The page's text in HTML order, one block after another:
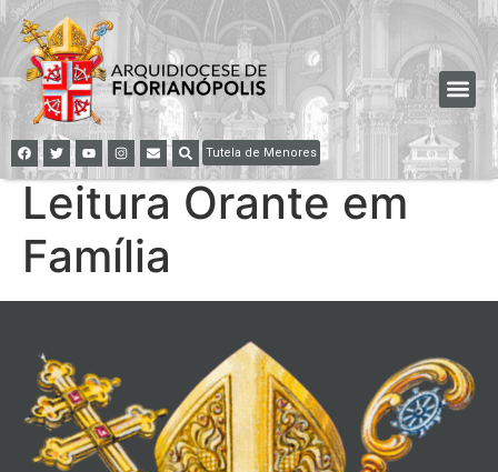
Tutela de Menores
Leitura Orante em
Família